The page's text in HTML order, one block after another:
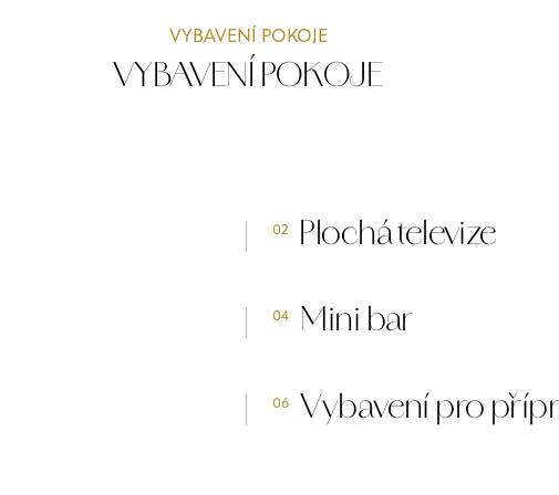
VYBAVENÍ POKOJE
VYBAVENÍ POKOJE
02 Plochá televize
04 Mini bar
06 Vybavení pro